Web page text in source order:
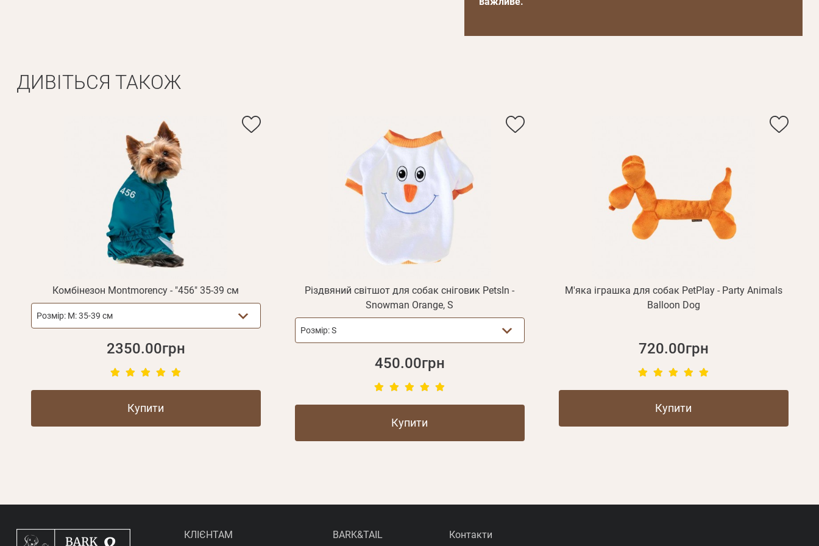
ДИВІТЬСЯ ТАКОЖ
Комбінезон Montmorency - "456" 35-39 см
Розмір: M: 35-39 см
2350.00грн
Купити
Різдвяний світшот для собак сніговик PetsIn -
Snowman Orange, S
Розмір:S
450.00грн
Купити
М'яка іграшка для собак PetPlay - Party Animals
Balloon Dog
720.00грн
Купити
КЛІЄНТАМ BARK&TAIL Контакти